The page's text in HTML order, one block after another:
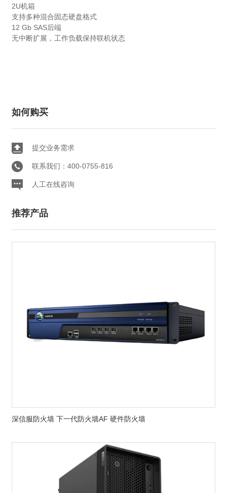
2U机箱
支持多种混合固态硬盘格式
12 Gb SAS后端
无中断扩展，工作负载保持联机状态
如何购买
提交业务需求
联系我们：400-0755-816
人工在线咨询
推荐产品
深信服防火墙 下一代防火墙AF 硬件防火墙